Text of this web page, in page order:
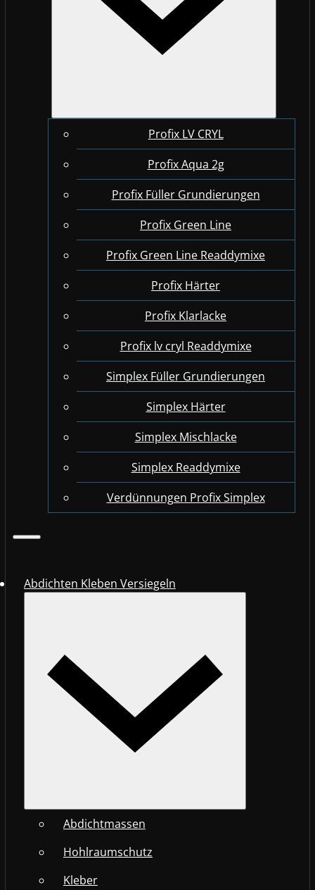
Profix LV CRYL
Profix Aqua 2g
Profix Füller Grundierungen
Profix Green Line
Profix Green Line Readdymixe
Profix Härter
Profix Klarlacke
Profix lv cryl Readdymixe
Simplex Füller Grundierungen
Simplex Härter
Simplex Mischlacke
Simplex Readdymixe
Verdünnungen Profix Simplex
Abdichten Kleben Versiegeln
Abdichtmassen
Hohlraumschutz
Kleber